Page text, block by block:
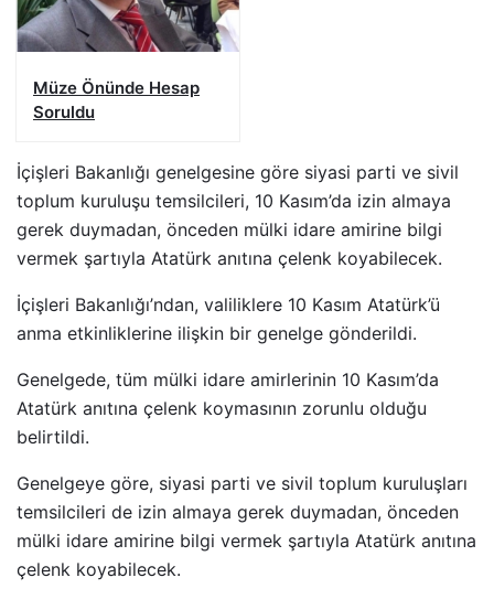
Müze Önünde Hesap
Soruldu
İçişleri Bakanlığı genelgesine göre siyasi parti ve sivil
toplum kuruluşu temsilcileri, 10 Kasım’da izin almaya
gerek duymadan, önceden mülki idare amirine bilgi
vermek şartıyla Atatürk anıtına çelenk koyabilecek.
İçişleri Bakanlığı’ndan, valiliklere 10 Kasım Atatürk’ü
anma etkinliklerine ilişkin bir genelge gönderildi.
Genelgede, tüm mülki idare amirlerinin 10 Kasım’da
Atatürk anıtına çelenk koymasının zorunlu olduğu
belirtildi.
Genelgeye göre, siyasi parti ve sivil toplum kuruluşları
temsilcileri de izin almaya gerek duymadan, önceden
mülki idare amirine bilgi vermek şartıyla Atatürk anıtına
çelenk koyabilecek.